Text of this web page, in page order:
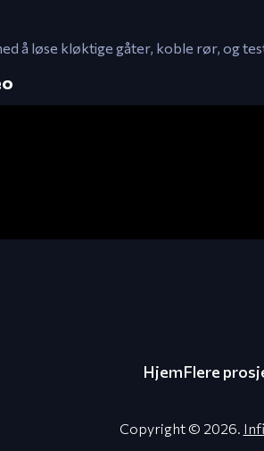
å løse kløktige gåter, koble rør, og
HjemFlere
Copyright © 2026.